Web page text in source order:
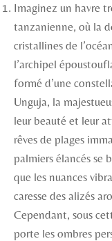
Imaginez un havre
tanzanienne, où la
cristallines de
l’archipel
formé d’une
Unguja, la
leur beauté et leur
rêves de plages
palmiers élancés se
que les nuances
caresse des alizés
Cependant, sous
porte les ombres